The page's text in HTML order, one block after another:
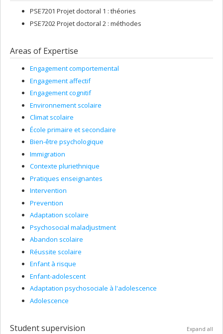
PSE7201 Projet doctoral 1 : théories
PSE7202 Projet doctoral 2 : méthodes
Areas of Expertise
Engagement comportemental
Engagement affectif
Engagement cognitif
Environnement scolaire
Climat scolaire
École primaire et secondaire
Bien-être psychologique
Immigration
Contexte pluriethnique
Pratiques enseignantes
Intervention
Prevention
Adaptation scolaire
Psychosocial maladjustment
Abandon scolaire
Réussite scolaire
Enfant à risque
Enfant-adolescent
Adaptation psychosociale à l'adolescence
Adolescence
Student supervision Expand all